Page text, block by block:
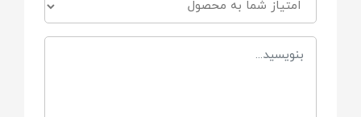
مناسب برای شستشوی شیشه شیر، پستانک و
سایر ظروف است.